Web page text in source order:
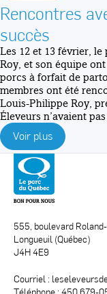
Rencontres
succès
Les 12 et 13 février,
Roy, et son équipe
porcs à forfait de
membres ont été
Louis-Philippe Roy,
Éleveurs n’avaient
Voir plus
555, boulevard
Longueuil (Québec)
J4H 4E9
Courriel :